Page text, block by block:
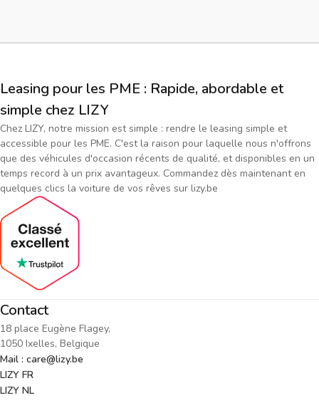
Leasing pour les PME : Rapide, abordable et
simple chez LIZY
Chez LIZY, notre mission est simple : rendre le leasing simple et
accessible pour les PME. C'est la raison pour laquelle nous n'offrons
que des véhicules d'occasion récents de qualité, et disponibles en un
temps record à un prix avantageux. Commandez dès maintenant en
quelques clics la voiture de vos rêves sur lizy.be
Contact
18 place Eugène Flagey,
1050 Ixelles, Belgique
Mail : care@lizy.be
LIZY FR
LIZY NL